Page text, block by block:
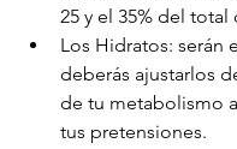
25 y el 35% del total
Los Hidratos: serán
deberás ajustarlos
de tu metabolismo
tus pretensiones.